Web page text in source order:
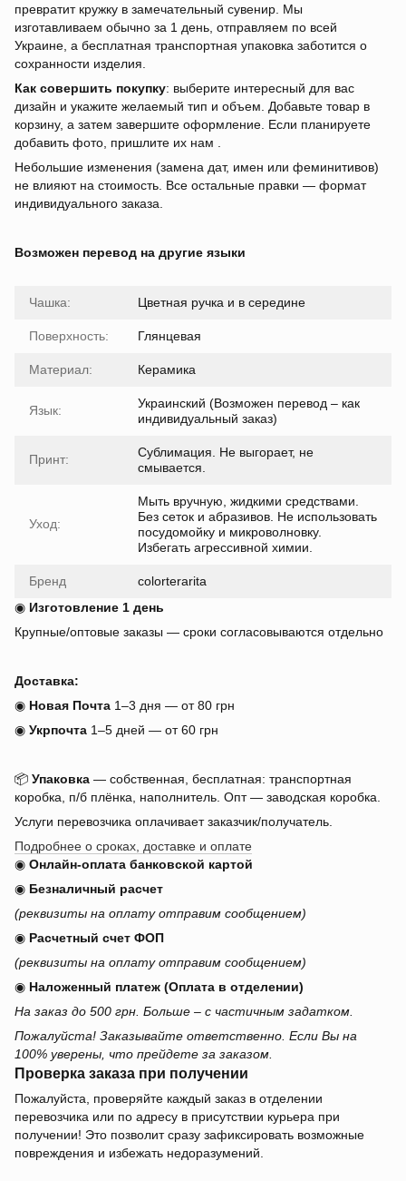
превратит кружку в замечательный сувенир. Мы
изготавливаем обычно за 1 день, отправляем по всей
Украине, а бесплатная транспортная упаковка заботится о
сохранности изделия.
Как совершить покупку: выберите интересный для вас
дизайн и укажите желаемый тип и объем. Добавьте товар в
корзину, а затем завершите оформление. Если планируете
добавить фото, пришлите их нам .
Небольшие изменения (замена дат, имен или феминитивов)
не влияют на стоимость. Все остальные правки — формат
индивидуального заказа.
Возможен перевод на другие языки
Чашка: Цветная ручка и в середине
Поверхность: Глянцевая
Материал: Керамика
Язык:
Украинский (Возможен перевод – как
индивидуальный заказ)
Принт:
Сублимация. Не выгорает, не
смывается.
Уход:
Мыть вручную, жидкими средствами.
Без сеток и абразивов. Не использовать
посудомойку и микроволновку.
Избегать агрессивной химии.
Бренд
colorterarita
◉ Изготовление 1 день
Крупные/оптовые заказы — сроки согласовываются отдельно
Доставка:
◉ Новая Почта 1–3 дня — от 80 грн
◉ Укрпочта 1–5 дней — от 60 грн
📦 Упаковка — собственная, бесплатная: транспортная
коробка, п/б плёнка, наполнитель. Опт — заводская коробка.
Услуги перевозчика оплачивает заказчик/получатель.
Подробнее о сроках, доставке и оплате
◉ Онлайн-оплата банковской картой
◉ Безналичный расчет
(реквизиты на оплату отправим сообщением)
◉ Расчетный счет ФОП
(реквизиты на оплату отправим сообщением)
◉ Наложенный платеж (Оплата в отделении)
На заказ до 500 грн. Больше – с частичным задатком.
Пожалуйста! Заказывайте ответственно. Если Вы на
100% уверены, что прейдете за заказом.
Проверка заказа при получении
Пожалуйста, проверяйте каждый заказ в отделении
перевозчика или по адресу в присутствии курьера при
получении! Это позволит сразу зафиксировать возможные
повреждения и избежать недоразумений.